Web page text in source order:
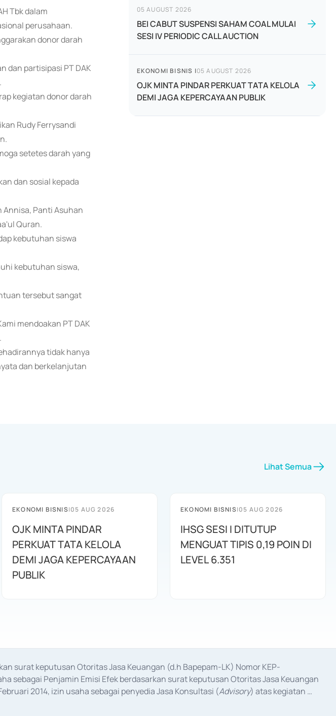
Tbk dalam
perusahaan.
donor darah
dan partisipasi PT DAK
kegiatan donor darah
Rudy Ferrysandi
setetes darah yang
dan sosial kepada
Annisa, Panti Asuhan
Quran.
kebutuhan siswa
kebutuhan siswa,
tersebut sangat
mendoakan PT DAK
tidak hanya
dan berkelanjutan
05 AUGUST 2026
BEI CABUT SUSPENSI SAHAM COAL MULAI
SESI IV PERIODIC CALL AUCTION
EKONOMI BISNIS |05 AUGUST 2026
OJK MINTA PINDAR PERKUAT TATA KELOLA
DEMI JAGA KEPERCAYAAN PUBLIK
Lihat Semua
EKONOMI BISNIS|05 AUG 2026
OJK MINTA PINDAR
PERKUAT TATA KELOLA
DEMI JAGA KEPERCAYAAN
PUBLIK
EKONOMI BISNIS|05 AUG 2026
IHSG SESI I DITUTUP
MENGUAT TIPIS 0,19 POIN DI
LEVEL 6.351
surat keputusan Otoritas Jasa Keuangan (d.h Bapepam-LK) Nomor KEP-
sebagai Penjamin Emisi Efek berdasarkan surat keputusan Otoritas Jasa Keuangan
2014, izin usaha sebagai penyedia Jasa Konsultasi (Advisory) atas kegiatan